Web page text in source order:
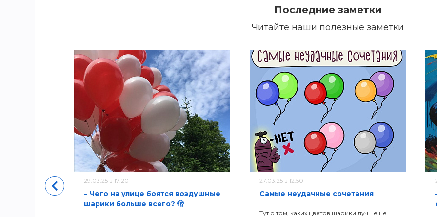
Последние заметки
Читайте наши полезные заметки
29.03.25 в 17:20
– Чего на улице боятся воздушные
шарики больше всего? 🫣
27.03.25 в 12:50
Самые неудачные сочетания
Тут о том, каких цветов шарики лучше не